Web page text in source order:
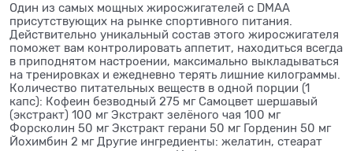
Один из самых мощных жиросжигателей с DMAA
присутствующих на рынке спортивного питания.
Действительно уникальный состав этого жиросжигателя
поможет вам контролировать аппетит, находиться всегда
в приподнятом настроении, максимально выкладываться
на тренировках и ежедневно терять лишние килограммы.
Количество питательных веществ в одной порции (1
капс): Кофеин безводный 275 мг Самоцвет шершавый
(экстракт) 100 мг Экстракт зелёного чая 100 мг
Форсколин 50 мг Экстракт герани 50 мг Горденин 50 мг
Йохимбин 2 мг Другие ингредиенты: желатин, стеарат